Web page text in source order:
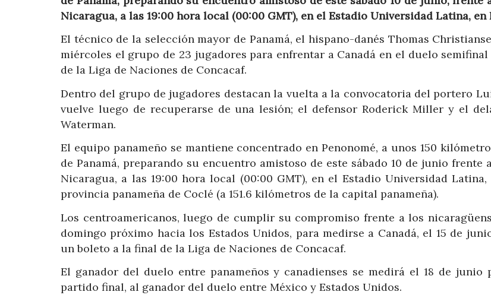
Nicaragua, a las 19:00 hora local (00:00 GMT), en el Estadio Universidad Latina, en
El técnico de la selección mayor de Panamá, el hispano-danés Thomas
miércoles el grupo de 23 jugadores para enfrentar a Canadá en el duelo
de la Liga de Naciones de Concacaf.
Dentro del grupo de jugadores destacan la vuelta a la convocatoria del portero
vuelve luego de recuperarse de una lesión; el defensor Roderick Miller y el
Waterman.
El equipo panameño se mantiene concentrado en Penonomé, a unos 150
de Panamá, preparando su encuentro amistoso de este sábado 10 de junio frente
Nicaragua, a las 19:00 hora local (00:00 GMT), en el Estadio Universidad Latina,
provincia panameña de Coclé (a 151.6 kilómetros de la capital panameña).
Los centroamericanos, luego de cumplir su compromiso frente a los
domingo próximo hacia los Estados Unidos, para medirse a Canadá, el 15 de
un boleto a la final de la Liga de Naciones de Concacaf.
El ganador del duelo entre panameños y canadienses se medirá el 18 de junio
partido final, al ganador del duelo entre México y Estados Unidos.